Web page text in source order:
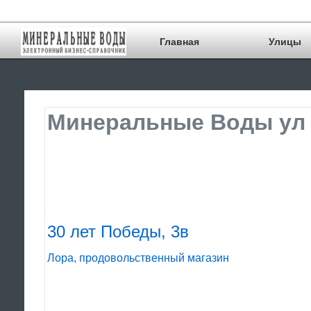
Главная Улицы
Минеральные Воды ул
30 лет Победы, 3в
Лора, продовольственный магазин